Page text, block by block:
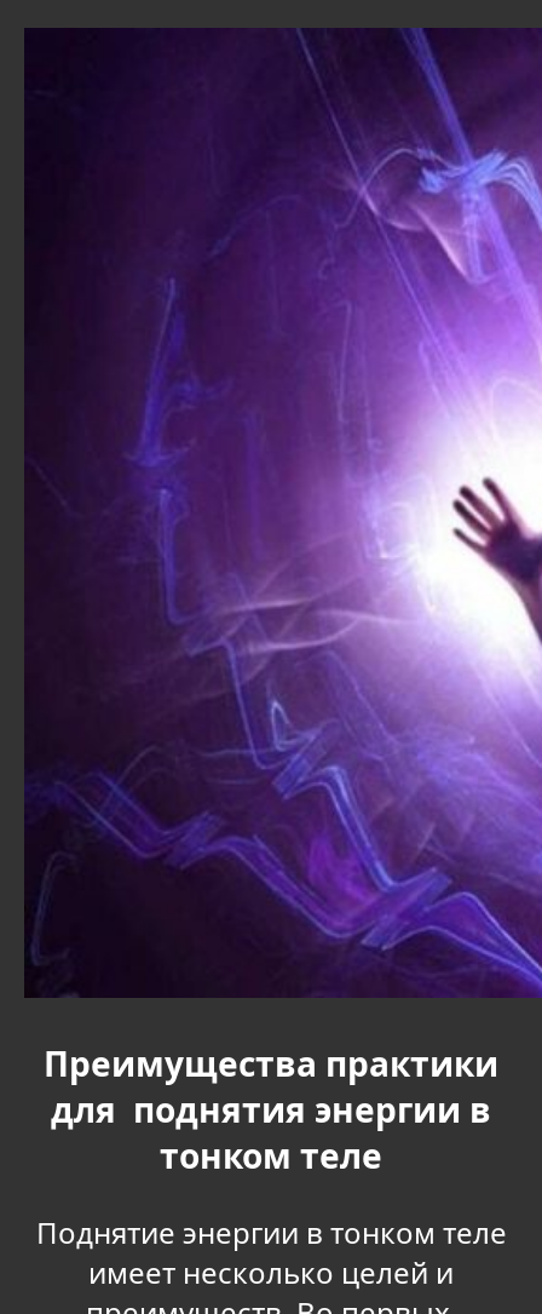
Преимущества практики
для поднятия энергии в
тонком теле
Поднятие энергии в тонком теле
имеет несколько целей и